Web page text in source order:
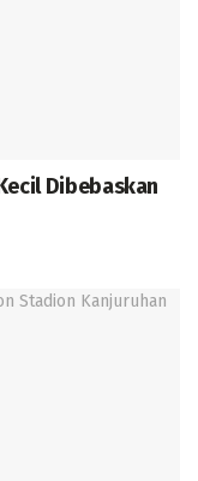
Dibebaskan